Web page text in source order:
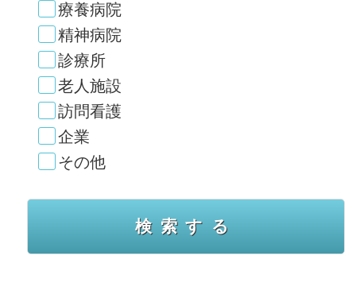
療養病院
精神病院
診療所
老人施設
訪問看護
企業
その他